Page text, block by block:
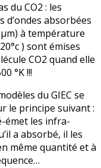
du CO2 : les
d’ondes absorbées
à température
) sont émises
CO2 quand elle
°K !!!
du GIEC se
le principe suivant :
émet les infra-
a absorbé, il les
même quantité et à